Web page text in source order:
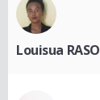
Louisua